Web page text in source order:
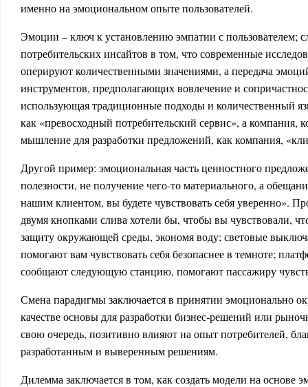
именно на эмоциональном опыте пользователей.
Эмоции – ключ к установлению эмпатии с пользователем;
потребительских инсайтов в том, что современные
оперируют количественными значениями, а передача
инструментов, предполагающих вовлечение и
использующая традиционные подходы и количественный
как «превосходный потребительский сервис», а компания,
мышление для разработки предложений, как компания,
Другой пример: эмоциональная часть ценностного
полезности, не получение чего-то материального, а
нашим клиентом, вы будете чувствовать себя уверенно».
двумя кнопками слива хотели бы, чтобы вы чувствовали,
защиту окружающей среды, экономя воду; световые
помогают вам чувствовать себя безопаснее в темноте;
сообщают следующую станцию, помогают пассажиру
Смена парадигмы заключается в принятии эмоционально
качестве основы для разработки бизнес-решений или
свою очередь, позитивно влияют на опыт потребителей,
разработанным и выверенным решениям.
Дилемма заключается в том, как создать модели на основе